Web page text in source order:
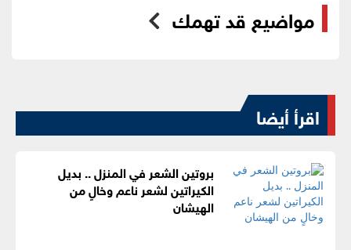
مواضيع قد تهمك
اقرأ أيضا
بروتين الشعر في المنزل .. بديل
الكيراتين لشعر ناعم وخالٍ من
الهيشان